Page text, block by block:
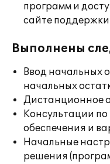
программ и
сайте поддержки
Выполнены
Ввод начальных
начальных
Дистанционное
Консультации
обеспечения и
Начальные
решения